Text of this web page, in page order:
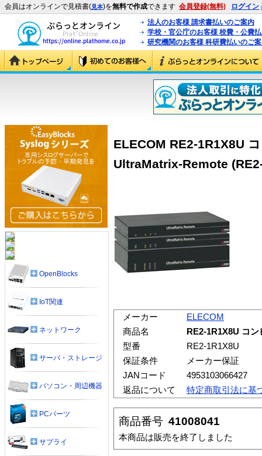
会員はオンラインで見積書(見本)を無料で作成できます 会員登録(無料) ログイン
法人のお客様 請求書払いのご案内
学校・官公庁のお客様 校費・公費
研究機関のお客様 科研費払いのご
ELECOM RE2-1R1X8U
UltraMatrix-Remote
メーカー
ELECOM
商品名
RE2-1R1X8U コ
型番
RE2-1R1X8U
保証条件
メーカー保証
JANコード
4953103066427
返品について
特定商取引法に基
商品番号 41008041
本商品は販売を終了しました
OpenBlocks
IoT関連
ネットワーク
サーバ・ストレージ
パソコン・周辺機器
PCパーツ
サプライ